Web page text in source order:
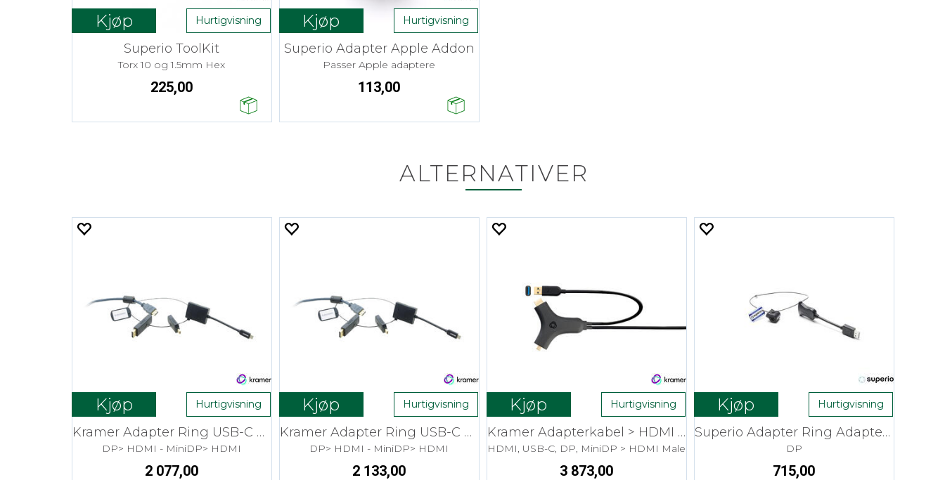
Kjøp Hurtigvisning
Superio ToolKit
Torx 10 og 1.5mm Hex
225,00
Kjøp Hurtigvisning
Superio Adapter Apple Addon
Passer Apple adaptere
113,00
ALTERNATIVER
Kjøp Hurtigvisning
Kramer Adapter Ring USB-C > HDMI
DP> HDMI - MiniDP> HDMI
2 077,00
Kjøp Hurtigvisning
Kramer Adapter Ring USB-C > HDMI
DP> HDMI - MiniDP> HDMI
2 133,00
Kjøp Hurtigvisning
Kramer Adapterkabel > HDMI 4K 3 m
HDMI, USB-C, DP, MiniDP > HDMI Male
3 873,00
Kjøp Hurtigvisning
Superio Adapter Ring Adapter PigT 4K
DP
715,00